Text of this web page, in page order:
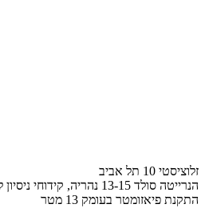
זלוציסטי 10 תל אביב
התקנת פיאזומטר בעומק 13 מטר